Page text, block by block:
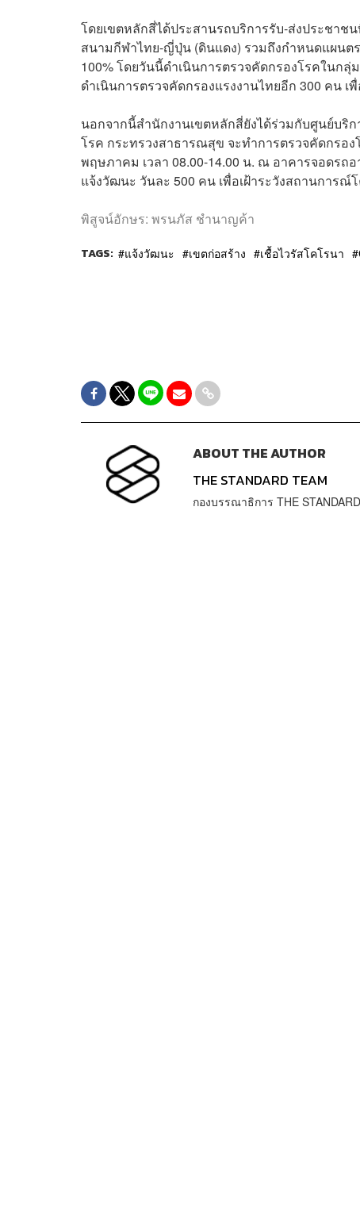
โดยเขตหลักสี่ได้ประสานรถบริการรับ-ส่งประชา
สนามกีฬาไทย-ญี่ปุ่น (ดินแดง) รวมถึงกำหนดแผนต
100% โดยวันนี้ดำเนินการตรวจคัดกรองโรคในก
ดำเนินการตรวจคัดกรองแรงงานไทยอีก 300 คน
นอกจากนี้สำนักงานเขตหลักสี่ยังได้ร่วมกับศูนย์บ
โรค กระทรวงสาธารณสุข จะทำการตรวจคัดกรอง
พฤษภาคม เวลา 08.00-14.00 น. ณ อาคารจอดรถ
แจ้งวัฒนะ วันละ 500 คน เพื่อเฝ้าระวังสถานการณ์
พิสูจน์อักษร: พรนภัส ชำนาญค้า
TAGS: แจ้งวัฒนะ เขตก่อสร้าง เชื้อไวรัสโคโรนา
ABOUT THE AUTHOR
THE STANDARD TEAM
กองบรรณาธิการ THE STANDARD